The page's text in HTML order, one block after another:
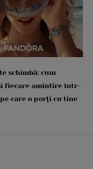
schimbă: cum
fiecare amintire într-
care o porți cu tine